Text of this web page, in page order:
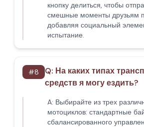
кнопку делиться, чтобы
смешные моменты друзьям
добавляя социальный
испытание.
#8 Q: На каких типах
средств я могу ездить?
A: Выбирайте из трех
мотоциклов: стандартные
сбалансированного